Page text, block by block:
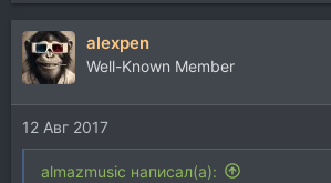
alexpen
Well-Known Member
12 Авг 2017
almazmusic написал(а):